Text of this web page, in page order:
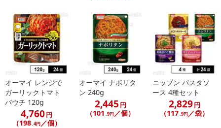
オーマイ レンジで
ガーリックトマト
パウチ 120g
4,760円
（198.4円／個）
オーマイ ナポリタ
ン 240g
2,445 円
（101 .9円 ／個）
ニップン パスタソ
ース 4種セット
2,829円
（117.9円 ／袋）